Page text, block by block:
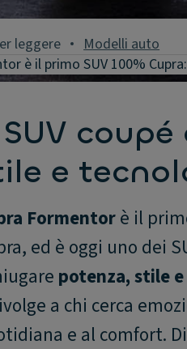
leggere
Modelli auto
è il primo SUV 100%
e
Formentorè il
ed è oggi uno dei
potenza, stile
a chi cerca
e al comfort.